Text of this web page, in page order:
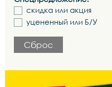
скидка или акция
уцененный или Б/У
Сброс